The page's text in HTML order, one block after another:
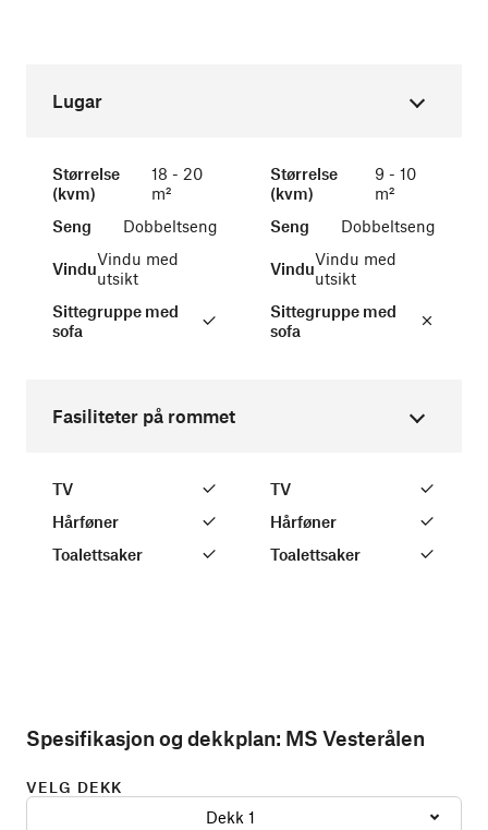
Lugar
Størrelse
(kvm)
18 - 20
m²
Seng
Dobbeltseng
VinduVindu med
utsikt
Sittegruppe med
sofa
Størrelse
(kvm)
9 - 10
m²
Seng
Dobbeltseng
VinduVindu med
utsikt
Sittegruppe med
sofa
Fasiliteter på rommet
TV
Hårføner
Toalettsaker
TV
Hårføner
Toalettsaker
Spesifikasjon og dekkplan: MS Vesterålen
VELG DEKK
Dekk 1